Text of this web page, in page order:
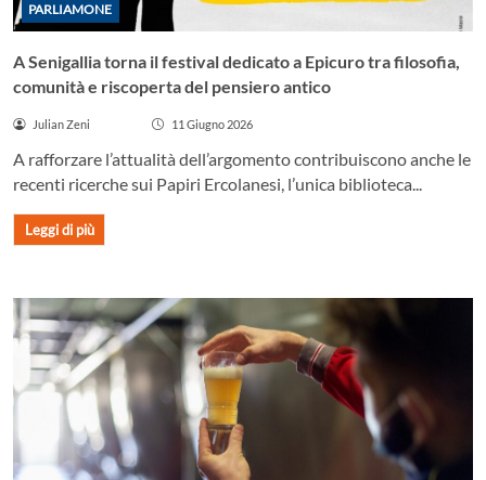
PARLIAMONE
A Senigallia torna il festival dedicato a Epicuro tra filosofia,
comunità e riscoperta del pensiero antico
Julian Zeni 11 Giugno 2026
A rafforzare l’attualità dell’argomento contribuiscono anche le
recenti ricerche sui Papiri Ercolanesi, l’unica biblioteca...
Leggi di più